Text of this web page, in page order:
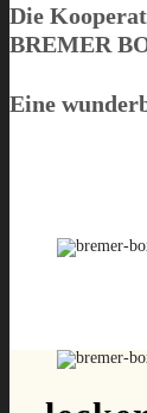
Die
BREMER
Eine